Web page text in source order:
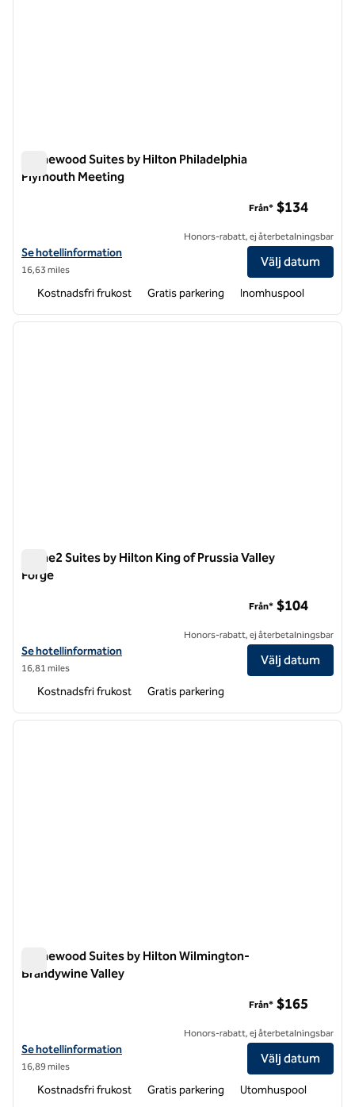
Homewood Suites by Hilton Philadelphia
Plymouth Meeting
Visa hotelluppgifter för Homewood Suites by Hilton Philadelphia
Se hotellinformation
16,63 miles
Från* $134
Honors-rabatt, ej återbetalningsbar
Välj datum
Kostnadsfri frukost Gratis parkering Inomhuspool
1 av 12
nästa
Home2 Suites by Hilton King of Prussia Valley
Forge
Visa hotelluppgifter för Home2 Suites by Hilton King of Prussia
Se hotellinformation
16,81 miles
Från* $104
Honors-rabatt, ej återbetalningsbar
Välj datum
Kostnadsfri frukost Gratis parkering
1 av 12
nästa
Homewood Suites by Hilton Wilmington-
Brandywine Valley
Visa hotelluppgifter för Homewood Suites by Hilton Wilmington-
Se hotellinformation
16,89 miles
Från* $165
Honors-rabatt, ej återbetalningsbar
Välj datum
Kostnadsfri frukost Gratis parkering Utomhuspool